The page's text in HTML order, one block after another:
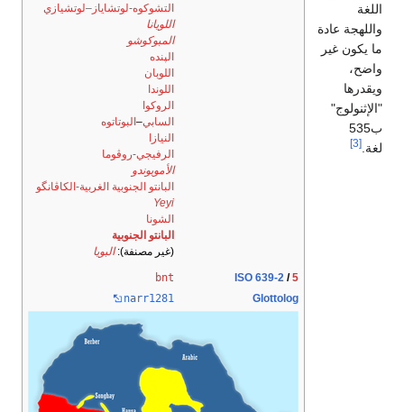
التشوكوه-لوتشاياز–لوتشيازي
اللويانا
المبوكوشو
الپنده
اللوبان
اللوندا
الروكوا
السابي– البوتاتوه
النيازا
الرفيجي-روڤوما
الأموبوندو
البانتو الجنوبية الغربية-الكاڤانگو
Yeyi
الشونا
البانتو الجنوبية
(غير مصنفة):البويا
ISO 639-2 /5
bnt
Glottolog
narr1281
اللغة
واللهجة عادة
ما يكون غير
واضح،
ويقدرها
"الإثنولوج"
ب535
لغة. [3]